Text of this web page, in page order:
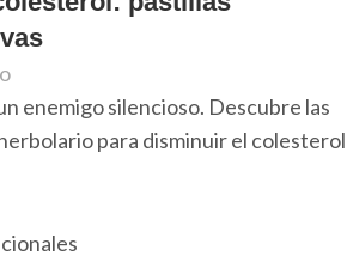
enemigo silencioso. Descubre las
para disminuir el colesterol